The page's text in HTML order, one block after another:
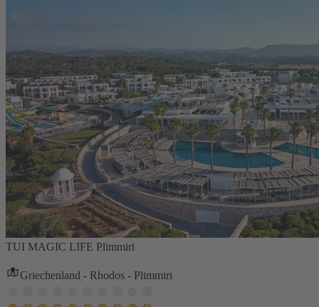
TUI MAGIC LIFE Plimmiri
Griechenland - Rhodos - Plimmiri